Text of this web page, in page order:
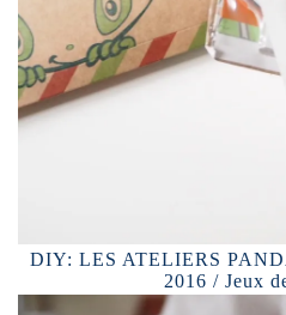
DIY: LES ATELIERS
2016 / Jeux